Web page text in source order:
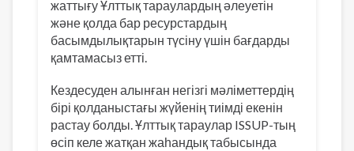
жаттығу Ұлттық тараулардың әлеуетін
және қолда бар ресурстардың
басымдылықтарын түсіну үшін бағдарды
қамтамасыз етті.
Кездесуден алынған негізгі мәліметтердің
бірі қолданыстағы жүйенің тиімді екенін
растау болды. Ұлттық тараулар ISSUP-тың
өсіп келе жатқан жаһандық табысында